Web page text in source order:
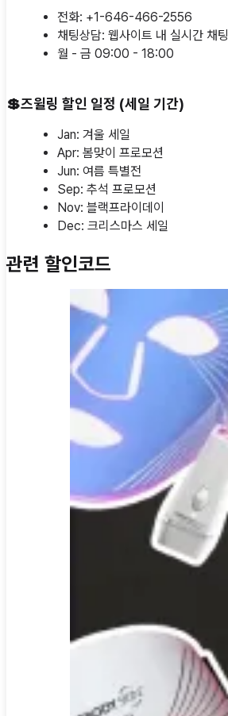
전화: +1-646-466-2556
채팅상담: 웹사이트 내 실시간 채팅
월 - 금 09:00 - 18:00
💲즈윌링 할인 일정 (세일 기간)
Jan: 겨울 세일
Apr: 봄맞이 프로모션
Jun: 여름 특별전
Sep: 추석 프로모션
Nov: 블랙프라이데이
Dec: 크리스마스 세일
관련 할인코드